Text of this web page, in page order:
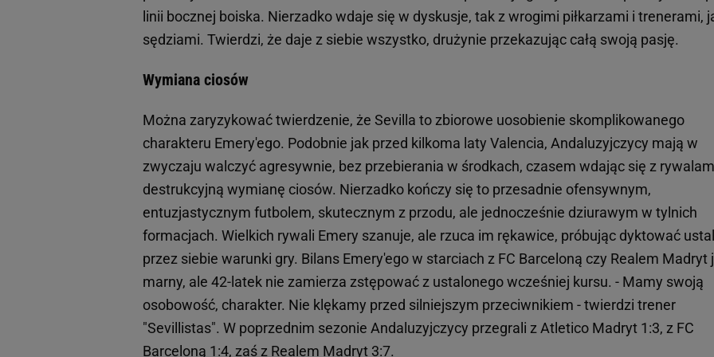
linii bocznej boiska. Nierzadko wdaje się w dyskusje, tak z wrogimi piłkarzami i trenerami,
sędziami. Twierdzi, że daje z siebie wszystko, drużynie przekazując całą swoją pasję.
Wymiana ciosów
Można zaryzykować twierdzenie, że Sevilla to zbiorowe uosobienie skomplikowanego
charakteru Emery'ego. Podobnie jak przed kilkoma laty Valencia, Andaluzyjczycy mają w
zwyczaju walczyć agresywnie, bez przebierania w środkach, czasem wdając się z
destrukcyjną wymianę ciosów. Nierzadko kończy się to przesadnie ofensywnym,
entuzjastycznym futbolem, skutecznym z przodu, ale jednocześnie dziurawym w tylnich
formacjach. Wielkich rywali Emery szanuje, ale rzuca im rękawice, próbując dyktować
przez siebie warunki gry. Bilans Emery'ego w starciach z FC Barceloną czy Realem Madryt
marny, ale 42-latek nie zamierza zstępować z ustalonego wcześniej kursu. - Mamy swoją
osobowość, charakter. Nie klękamy przed silniejszym przeciwnikiem - twierdzi trener
"Sevillistas". W poprzednim sezonie Andaluzyjczycy przegrali z Atletico Madryt 1:3, z FC
Barceloną 1:4, zaś z Realem Madryt 3:7.